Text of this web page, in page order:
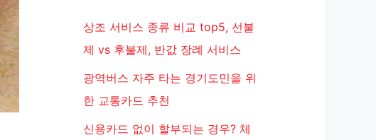
상조 서비스 종류 비교 top5, 선불
제 vs 후불제, 반값 장례 서비스
광역버스 자주 타는 경기도민을 위
한 교통카드 추천
신용카드 없이 할부되는 경우? 체